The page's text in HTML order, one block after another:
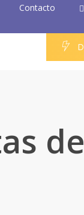
Contacto
D
de